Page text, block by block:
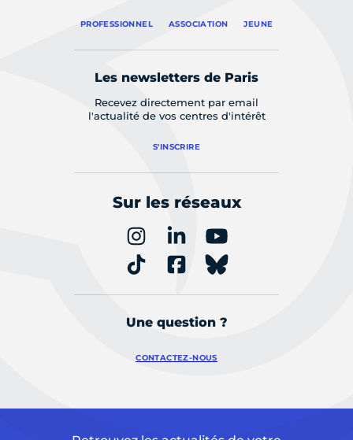
PROFESSIONNEL ASSOCIATION JEUNE
Les newsletters de Paris
Recevez directement par email
l'actualité de vos centres d'intérêt
S'INSCRIRE
Sur les réseaux
Une question ?
CONTACTEZ-NOUS